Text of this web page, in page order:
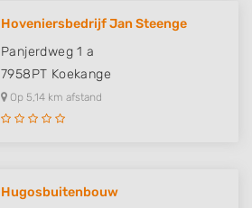
Hoveniersbedrijf Jan Steenge
Panjerdweg 1 a
7958PT Koekange
Op 5,14 km afstand
Hugosbuitenbouw